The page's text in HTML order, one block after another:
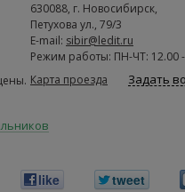
630088, г. Новосибирск,
Петухова ул., 79/3
E-mail: sibir@ledit.ru
Режим работы: ПН-ЧТ: 12.00
Карта проезда
Задать
like tweet